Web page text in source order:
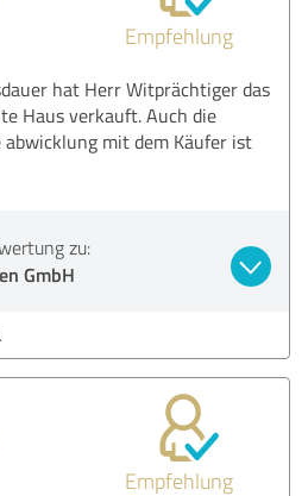
Empfehlung
hat Herr Witprächtiger das
Haus verkauft. Auch die
abwicklung mit dem Käufer ist
zu:
GmbH
Empfehlung